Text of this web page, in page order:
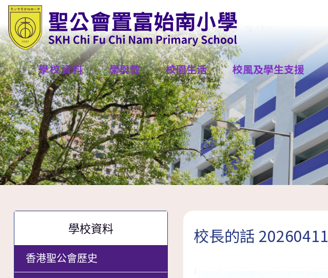
學校資料 學與教 校園生活 校風及學生支援
學校資料
香港聖公會歷史
校長的話 20260411